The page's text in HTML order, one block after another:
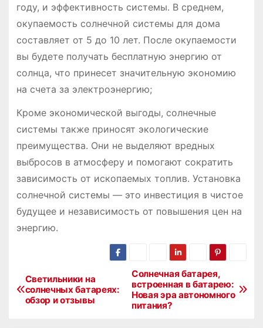
году, и эффективность системы. В среднем,
окупаемость солнечной системы для дома
составляет от 5 до 10 лет. После окупаемости
вы будете получать бесплатную энергию от
солнца, что принесет значительную экономию
на счета за электроэнергию;
Кроме экономической выгоды, солнечные
системы также приносят экологические
преимущества. Они не выделяют вредных
выбросов в атмосферу и помогают сократить
зависимость от ископаемых топлив. Установка
солнечной системы — это инвестиция в чистое
будущее и независимость от повышения цен на
энергию.
Н
Солнечная батарея,
встроенная в батарею:
Новая эра автономного
питания?
Светильники на
солнечных батареях:
обзор и отзывы